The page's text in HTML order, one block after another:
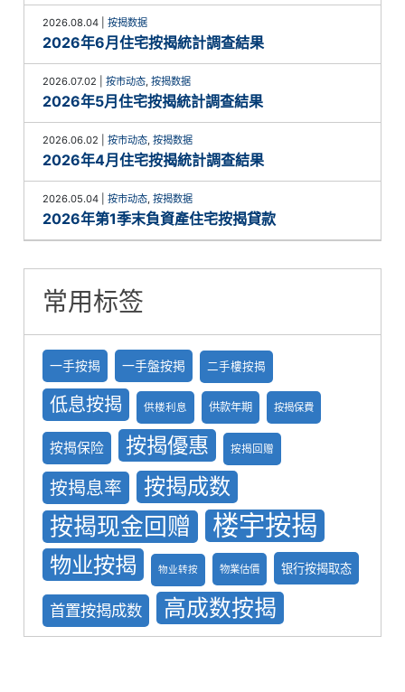
2026.08.04 |按揭数据
2026年6月住宅按揭統計調查結果
2026.07.02 |按市动态,按揭数据
2026年5月住宅按揭統計調查結果
2026.06.02 |按市动态,按揭数据
2026年4月住宅按揭統計調查結果
2026.05.04 |按市动态,按揭数据
2026年第1季末負資產住宅按揭貸款
常用标签
一手按揭 一手盤按掲 二手樓按揭
低息按揭 供楼利息 供款年期 按揭保費
按揭保险 按揭優惠 按揭回赠
按揭息率 按揭成数
按揭现金回赠 楼宇按揭
物业按揭 物业转按 物業估價 银行按揭取态
首置按揭成数 高成数按揭